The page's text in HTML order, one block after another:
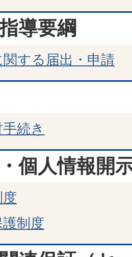
導要綱
する届出・申請
続き
個人情報開
制度